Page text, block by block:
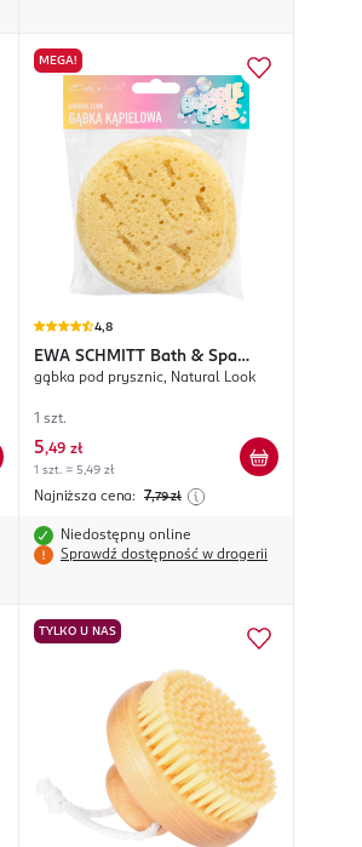
MEGA!
4,8
EWA SCHMITT
Bath & Spa
Collection
gąbka pod prysznic, Natural Look
1 szt.
5,49 zł
1 szt. = 5,49 zł
Najniższa cena: 7,79 zł
Niedostępny online
Sprawdź dostępność w drogerii
TYLKO U NAS